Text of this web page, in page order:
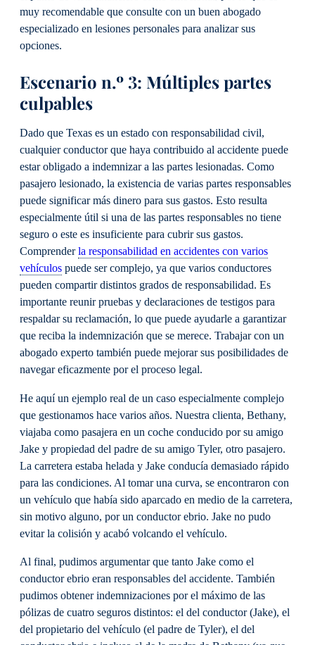
muy recomendable que consulte con un buen abogado
especializado en lesiones personales para analizar sus
opciones.
Escenario n.º 3: Múltiples partes
culpables
Dado que Texas es un estado con responsabilidad civil,
cualquier conductor que haya contribuido al accidente puede
estar obligado a indemnizar a las partes lesionadas. Como
pasajero lesionado, la existencia de varias partes responsables
puede significar más dinero para sus gastos. Esto resulta
especialmente útil si una de las partes responsables no tiene
seguro o este es insuficiente para cubrir sus gastos.
Comprenderla responsabilidad en accidentes con varios
vehículos puede ser complejo, ya que varios conductores
pueden compartir distintos grados de responsabilidad. Es
importante reunir pruebas y declaraciones de testigos para
respaldar su reclamación, lo que puede ayudarle a garantizar
que reciba la indemnización que se merece. Trabajar con un
abogado experto también puede mejorar sus posibilidades de
navegar eficazmente por el proceso legal.
He aquí un ejemplo real de un caso especialmente complejo
que gestionamos hace varios años. Nuestra clienta, Bethany,
viajaba como pasajera en un coche conducido por su amigo
Jake y propiedad del padre de su amigo Tyler, otro pasajero.
La carretera estaba helada y Jake conducía demasiado rápido
para las condiciones. Al tomar una curva, se encontraron con
un vehículo que había sido aparcado en medio de la carretera,
sin motivo alguno, por un conductor ebrio. Jake no pudo
evitar la colisión y acabó volcando el vehículo.
Al final, pudimos argumentar que tanto Jake como el
conductor ebrio eran responsables del accidente. También
pudimos obtener indemnizaciones por el máximo de las
pólizas de cuatro seguros distintos: el del conductor (Jake), el
del propietario del vehículo (el padre de Tyler), el del